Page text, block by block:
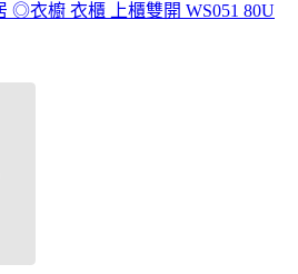
◎衣櫥 衣櫃 上櫃雙開 WS051 80U